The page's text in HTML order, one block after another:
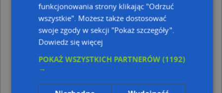
Hlond Square in Katowice 2 - inne Zdjęcia w
pobliżu
Liceum konopnickiej katowice, Księcia Józefa
Poniatowskiego 14D, 40-052 Katowice
Katowice - Kościół Św. Piotra i Pawła - Witraż 01A,
Mikołowska, od 40-043 do 40-056 Katowice
do 40-056 Katowice
funkcjonowania strony klikając "Odrzuć
wszystkie". Możesz także dostosować
swoje zgody w sekcji "Pokaż szczegóły".
Dowiedz się więcej
POKAŻ WSZYSTKICH PARTNERÓW(1192)
→